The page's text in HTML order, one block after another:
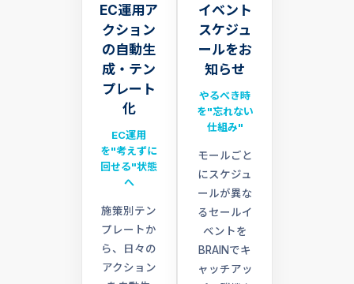
EC運用ア
クション
の自動生
成・テン
プレート
化
EC運用
を"考えずに
回せる"状態
へ
施策別テン
プレートか
ら、日々の
アクション
イベント
スケジュ
ールをお
知らせ
やるべき時
を"忘れない
仕組み"
モールごと
にスケジュ
ールが異な
るセールイ
ベントを
BRAINでキ
ャッチアッ